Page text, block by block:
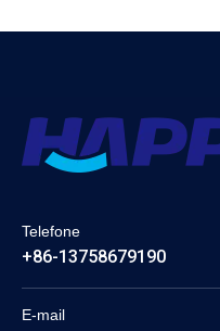
Telefone
+86-13758679190
E-mail